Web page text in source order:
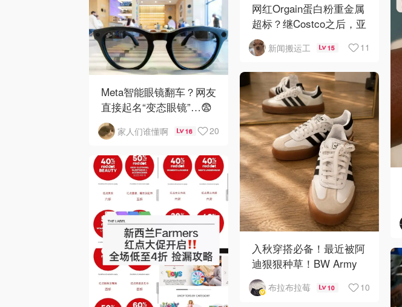
网红Orgain蛋白粉重金属
超标？继Costco之后，亚
马逊也被告了！
新闻搬运工 15 11
Meta智能眼镜翻车？网友
直接起名“变态眼镜”…😨
家人们谁懂啊 16 20
入秋穿搭必备！最近被阿
迪狠狠种草！BW Army
和 Sambae 值得拥有！
布拉布拉莓 10 10